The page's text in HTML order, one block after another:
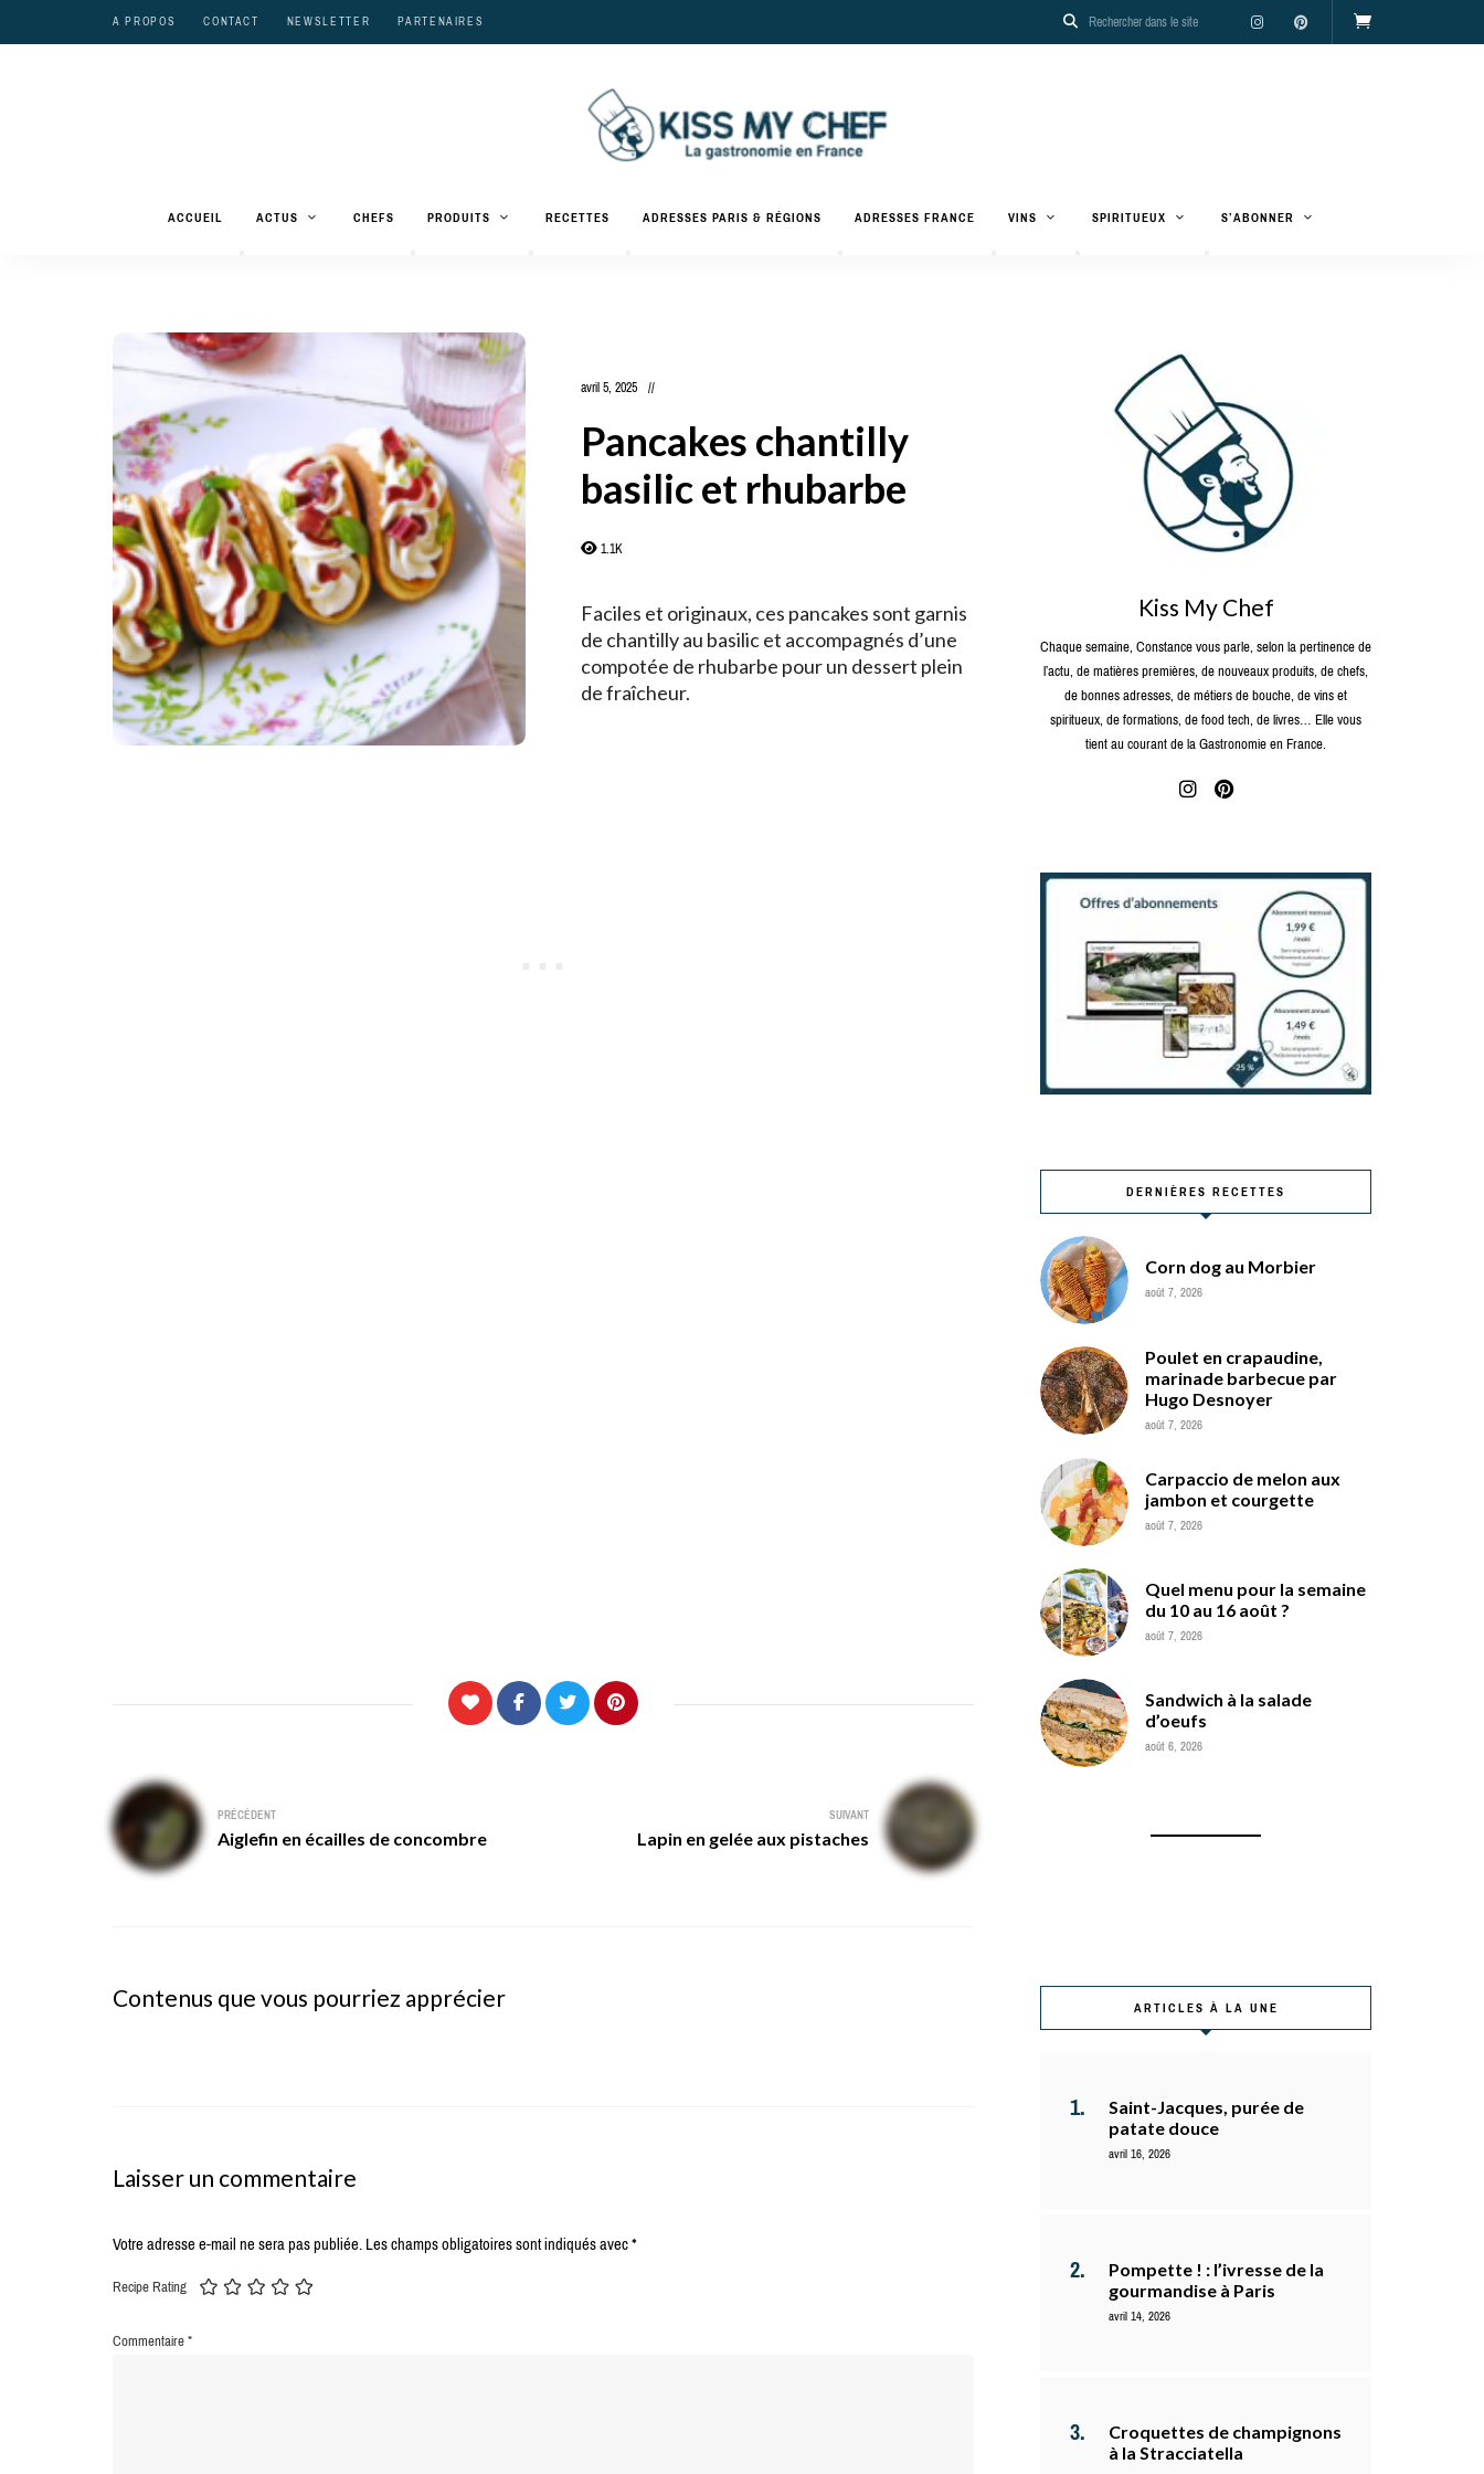
A PROPOS CONTACT NEWSLETTER PARTENAIRES
Kiss
gastronomiques
et
ACCUEIL ACTUS CHEFS PRODUITS RECETTES ADRESSES PARIS & RÉGIONS ADRESSES FRANCE VINS SPIRITUEUX S’ABONNER
avril 5, 2025
Pancakes chantilly
basilic et rhubarbe
1.1K
Faciles et originaux, ces pancakes sont garnis
de chantilly au basilic et accompagnés d’une
compotée de rhubarbe pour un dessert plein
de fraîcheur.
Navigation
de
l’article
PRÉCÉDENT
Aiglefin en écailles de concombre
SUIVANT
Lapin en gelée aux pistaches
Contenus que vous pourriez apprécier
Laisser un commentaire
Votre adresse e-mail ne sera pas publiée.Les champs obligatoires sont indiqués avec*
Recipe Rating
Commentaire*
Kiss My Chef
Chaque semaine, Constance vous parle, selon la pertinence de
l’actu, de matières premières, de nouveaux produits, de chefs,
de bonnes adresses, de métiers de bouche, de vins et
spiritueux, de formations, de food tech, de livres… Elle vous
tient au courant de la Gastronomie en France.
DERNIÈRES RECETTES
Corn dog au Morbier
août 7, 2026
Poulet en crapaudine,
marinade barbecue par
Hugo Desnoyer
août 7, 2026
Carpaccio de melon aux
jambon et courgette
août 7, 2026
Quel menu pour la semaine
du 10 au 16 août ?
août 7, 2026
Sandwich à la salade
d’oeufs
août 6, 2026
ARTICLES À LA UNE
Saint-Jacques, purée de
patate douce
avril 16, 2026
Pompette ! : l’ivresse de la
gourmandise à Paris
avril 14, 2026
Croquettes de champignons
à la Stracciatella